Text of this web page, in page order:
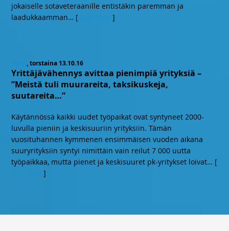
jokaiselle sotaveteraanille entistäkin paremman ja
laadukkaamman… [ ]
Blogi, torstaina 13.10.16
Yrittäjävähennys avittaa pienimpiä yrityksiä –
”Meistä tuli muurareita, taksikuskeja,
suutareita…”
Käytännössä kaikki uudet työpaikat ovat syntyneet 2000-
luvulla pieniin ja keskisuuriin yrityksiin. Tämän
vuosituhannen kymmenen ensimmäisen vuoden aikana
suuryrityksiin syntyi nimittäin vain reilut 7 000 uutta
työpaikkaa, mutta pienet ja keskisuuret pk-yritykset loivat… [
]